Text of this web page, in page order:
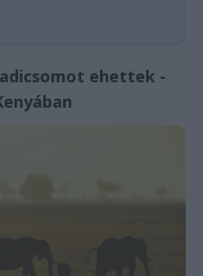
ehettek -